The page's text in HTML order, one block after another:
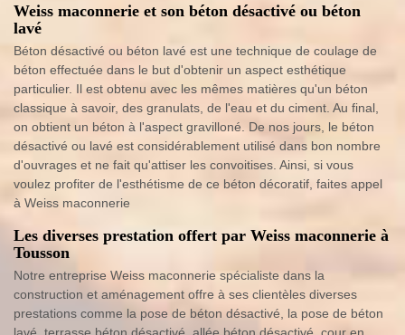
Weiss maconnerie et son béton désactivé ou béton
lavé
Béton désactivé ou béton lavé est une technique de coulage de
béton effectuée dans le but d'obtenir un aspect esthétique
particulier. Il est obtenu avec les mêmes matières qu'un béton
classique à savoir, des granulats, de l'eau et du ciment. Au final,
on obtient un béton à l'aspect gravilloné. De nos jours, le béton
désactivé ou lavé est considérablement utilisé dans bon nombre
d'ouvrages et ne fait qu'attiser les convoitises. Ainsi, si vous
voulez profiter de l'esthétisme de ce béton décoratif, faites appel
à Weiss maconnerie
Les diverses prestation offert par Weiss maconnerie à
Tousson
Notre entreprise Weiss maconnerie spécialiste dans la
construction et aménagement offre à ses clientèles diverses
prestations comme la pose de béton désactivé, la pose de béton
lavé, terrasse béton désactivé, allée béton désactivé, cour en